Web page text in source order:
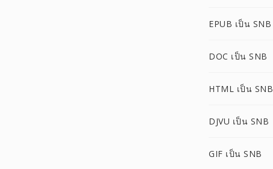
EPUB เป็น SNB
DOC เป็น SNB
HTML เป็น SNB
DJVU เป็น SNB
GIF เป็น SNB